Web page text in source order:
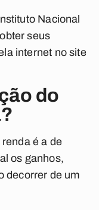
Nacional
seus
internet no site
do
é a de
os ganhos,
decorrer de um